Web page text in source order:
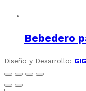
Bebedero
Diseño y Desarrollo: